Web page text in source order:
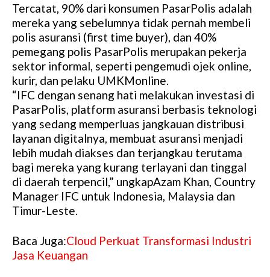
Tercatat, 90% dari konsumen PasarPolis adalah
mereka yang sebelumnya tidak pernah membeli
polis asuransi (first time buyer), dan 40%
pemegang polis PasarPolis merupakan pekerja
sektor informal, seperti pengemudi ojek online,
kurir, dan pelaku UMKMonline.
“IFC dengan senang hati melakukan investasi di
PasarPolis, platform asuransi berbasis teknologi
yang sedang memperluas jangkauan distribusi
layanan digitalnya, membuat asuransi menjadi
lebih mudah diakses dan terjangkau terutama
bagi mereka yang kurang terlayani dan tinggal
di daerah terpencil,” ungkapAzam Khan, Country
Manager IFC untuk Indonesia, Malaysia dan
Timur-Leste.
Baca Juga:Cloud Perkuat Transformasi Industri
Jasa Keuangan